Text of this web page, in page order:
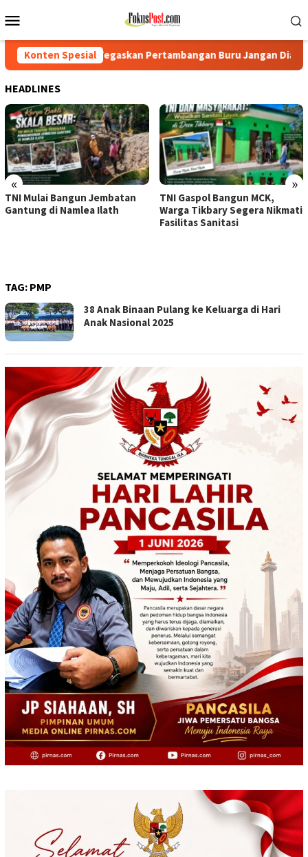
ke
Mobile
Konten Spesial
Pertambangan Buru Jangan Dianaktirikan TNI
HEADLINES
« »
TNI Mulai Bangun Jembatan
Gantung di Namlea Ilath
TNI Gaspol Bangun MCK,
Warga Tikbary Segera Nikmati
Fasilitas Sanitasi
TAG: PMP
38 Anak Binaan Pulang ke Keluarga di Hari
Anak Nasional 2025